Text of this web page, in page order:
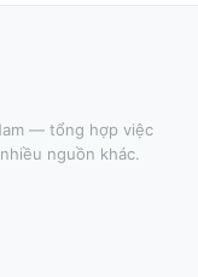
— tổng hợp việc
nguồn khác.